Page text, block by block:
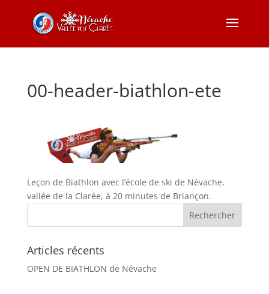
00-header-biathlon-ete
Leçon de Biathlon avec l’école de ski de Névache,
vallée de la Clarée, à 20 minutes de Briançon.
Articles récents
OPEN DE BIATHLON de Névache